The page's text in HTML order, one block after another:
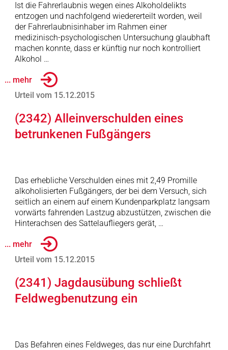
Ist die Fahrerlaubnis wegen eines Alkoholdelikts
entzogen und nachfolgend wiedererteilt worden, weil
der Fahrerlaubnisinhaber im Rahmen einer
medizinisch-psychologischen Untersuchung glaubhaft
machen konnte, dass er künftig nur noch kontrolliert
Alkohol …
... mehr
Urteil vom 15.12.2015
(2342) Alleinverschulden eines
betrunkenen Fußgängers
Das erhebliche Verschulden eines mit 2,49 Promille
alkoholisierten Fußgängers, der bei dem Versuch, sich
seitlich an einem auf einem Kundenparkplatz langsam
vorwärts fahrenden Lastzug abzustützen, zwischen die
Hinterachsen des Sattelaufliegers gerät, …
... mehr
Urteil vom 15.12.2015
(2341) Jagdausübung schließt
Feldwegbenutzung ein
Das Befahren eines Feldweges, das nur eine Durchfahrt